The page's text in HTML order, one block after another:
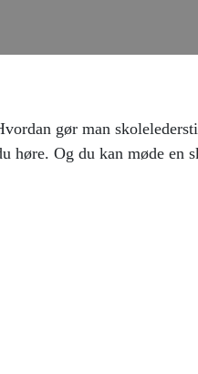
gør man
høre. Og du kan møde en